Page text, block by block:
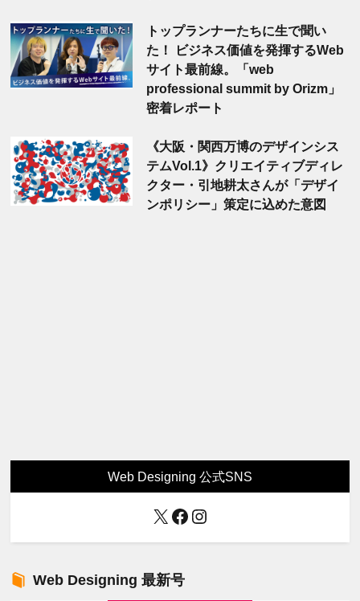
トップランナーたちに生で聞い
た！ ビジネス価値を発揮するWeb
サイト最前線。「web
professional summit by Orizm」
密着レポート
《大阪・関西万博のデザインシス
テムVol.1》クリエイティブディレ
クター・引地耕太さんが「デザイ
ンポリシー」策定に込めた意図
Web Designing 公式SNS
X Facebook
Instagram
Web Designing 最新号